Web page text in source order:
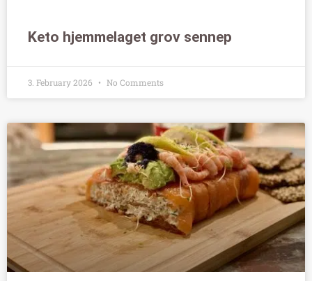
Keto hjemmelaget grov sennep
3. February 2026 No Comments